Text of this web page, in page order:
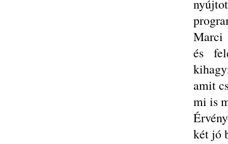
Marci
és
amit
mi is
két jó